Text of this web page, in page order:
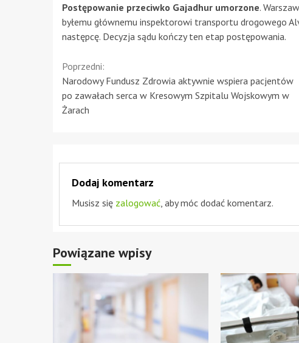
Postępowanie przeciwko Gajadhur umorzone.
byłemu głównemu inspektorowi transportu drogowego
następcę. Decyzja sądu kończy ten etap postępowania.
Continue
Reading
Poprzedni:
Narodowy Fundusz Zdrowia aktywnie wspiera pacjentów
po zawałach serca w Kresowym Szpitalu Wojskowym w
Żarach
Dodaj komentarz
Musisz się zalogować , aby móc dodać komentarz.
Powiązane wpisy